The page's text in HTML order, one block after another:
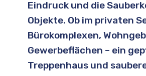
Eindruck und die
Objekte. Ob im privaten
Bürokomplexen,
Gewerbeflächen – ein
Treppenhaus und